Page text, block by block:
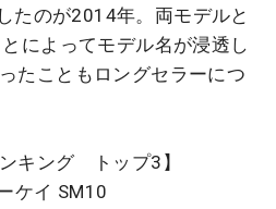
たのが2014年。両モデルと
によってモデル名が浸透し
たこともロングセラーにつ
キング トップ3】
ケイ SM10